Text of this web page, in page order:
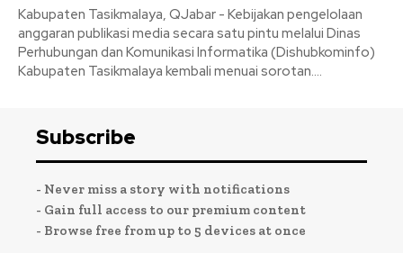
Kabupaten Tasikmalaya, QJabar - Kebijakan pengelolaan
anggaran publikasi media secara satu pintu melalui Dinas
Perhubungan dan Komunikasi Informatika (Dishubkominfo)
Kabupaten Tasikmalaya kembali menuai sorotan....
Subscribe
- Never miss a story with notifications
- Gain full access to our premium content
- Browse free from up to 5 devices at once